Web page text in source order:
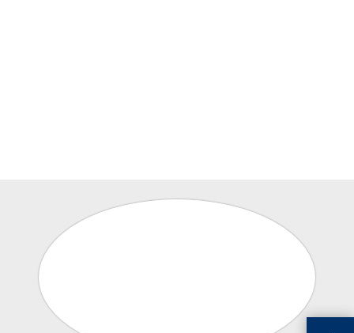
RENA als Arbeitgeber
Bewerben bei RENA
Stellenangebote
Kontaktformular Lieferant
Kontaktformular
Kontaktformular Service
Internationale Kontakte
Kontakt Customer Service